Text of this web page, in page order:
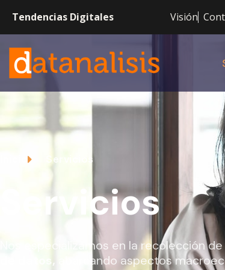
Tendencias Digitales Visión
Servicios
Servicios
Nos especializamos en la recolección
de datos, abarcando aspectos